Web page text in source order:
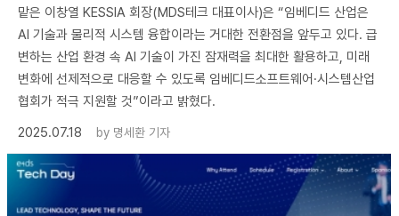
맡은 이창열 KESSIA 회장(MDS테크 대표이사)은 “임베디드 산업은
AI 기술과 물리적 시스템 융합이라는 거대한 전환점을 앞두고 있다. 급
변하는 산업 환경 속 AI 기술이 가진 잠재력을 최대한 활용하고, 미래
변화에 선제적으로 대응할 수 있도록 임베디드소프트웨어·시스템산업
협회가 적극 지원할 것”이라고 밝혔다.
2025.07.18
by 명세환 기자